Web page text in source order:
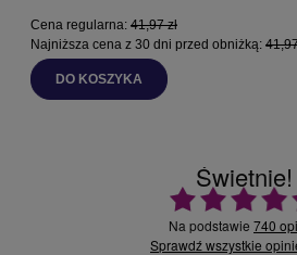
Cena regularna: 41,97 zł
Najniższa cena z 30 dni przed obniżką:
DO KOSZYKA
Świetnie!
Ocena średnia 4.9
Na podstawie 740
Sprawdź wszystkie